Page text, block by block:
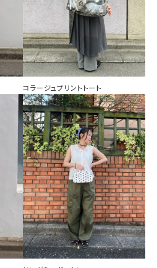
コラージュプリントトート